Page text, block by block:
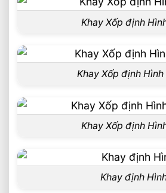
Khay Xốp định
Khay Xốp định Hình
Khay Xốp định
Khay định